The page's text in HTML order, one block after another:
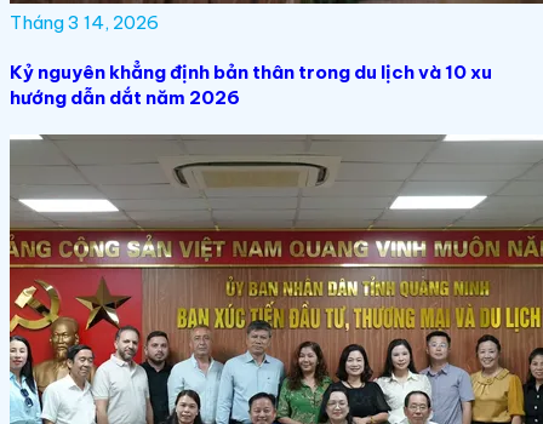
Tháng 3 14, 2026
Kỷ nguyên khẳng định bản thân trong du lịch và 10 xu
hướng dẫn dắt năm 2026